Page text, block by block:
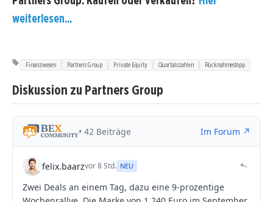
weiterlesen...
Finanzwesen Partners Group Private Equity Quartalszahlen Rücknahmestopp
Diskussion zu Partners Group